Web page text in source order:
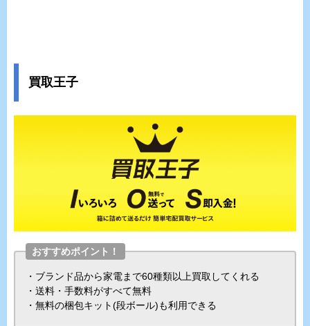
買取王子
おすすめポイント！
・ブランド品から家電まで60種類以上買取してくれる
・送料・手数料がすべて無料
・無料の梱包キット(段ボール)も利用できる